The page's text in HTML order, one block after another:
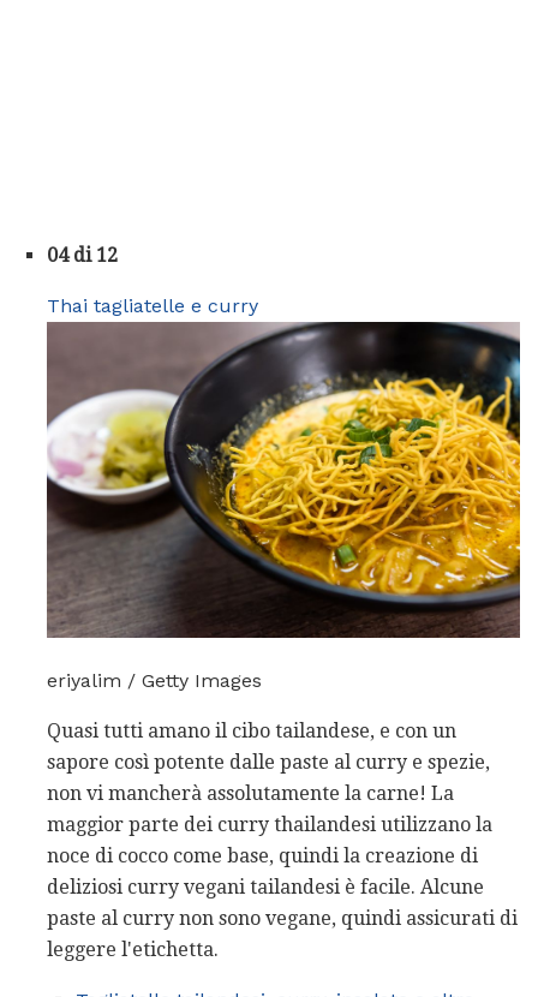
04 di 12
Thai tagliatelle e curry
eriyalim / Getty Images
Quasi tutti amano il cibo tailandese, e con un
sapore così potente dalle paste al curry e spezie,
non vi mancherà assolutamente la carne! La
maggior parte dei curry thailandesi utilizzano la
noce di cocco come base, quindi la creazione di
deliziosi curry vegani tailandesi è facile. Alcune
paste al curry non sono vegane, quindi assicurati di
leggere l'etichetta.